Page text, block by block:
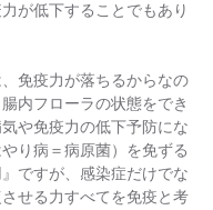
が低下することでもあり
免疫力が落ちるからなの
内フローラの状態をでき
や免疫力の低下予防にな
り病＝病原菌）を免ずる
ですが、感染症だけでな
せる力すべてを免疫と考